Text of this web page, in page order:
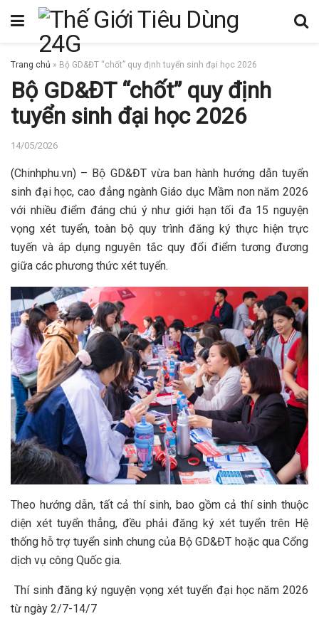
Trang chủ » Bộ GD&ĐT “chốt” quy định tuyển sinh đại học 2026
Bộ GD&ĐT “chốt” quy định
tuyển sinh đại học 2026
14/05/2026
(Chinhphu.vn) – Bộ GD&ĐT vừa ban hành hướng dẫn tuyển
sinh đại học, cao đẳng ngành Giáo dục Mầm non năm 2026
với nhiều điểm đáng chú ý như giới hạn tối đa 15 nguyện
vọng xét tuyển, toàn bộ quy trình đăng ký thực hiện trực
tuyến và áp dụng nguyên tắc quy đổi điểm tương đương
giữa các phương thức xét tuyển.
Theo hướng dẫn, tất cả thí sinh, bao gồm cả thí sinh thuộc
diện xét tuyển thẳng, đều phải đăng ký xét tuyển trên Hệ
thống hỗ trợ tuyển sinh chung của Bộ GD&ĐT hoặc qua Cổng
dịch vụ công Quốc gia.
Thí sinh đăng ký nguyện vọng xét tuyển đại học năm 2026
từ ngày 2/7-14/7